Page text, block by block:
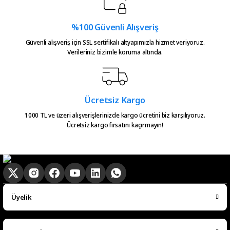
Atakan Kasapoğlu | 23/07/2026
Hızlıca kargo elime ulaştı
emeğinize sağlık çok teşekkürler
Urun takibiniz cok guzel. Urunu
alinca tum asamalar mail olatak
bilgilendirme yapiliyor ve ayni
gun kargoya verilmesini
E... E... | 20/05/2026
Ürün güzel
hasan aslan | 03/04/2026
%100 Güvenli Alışveriş
Güvenli alışveriş için SSL sertifikalı altyapımızla hizmet veriyoruz.
Verileriniz bizimle koruma altında.
Ücretsiz Kargo
1000 TL ve üzeri alışverişlerinizde kargo ücretini biz karşılıyoruz.
Ücretsiz kargo fırsatını kaçırmayın!
Üyelik